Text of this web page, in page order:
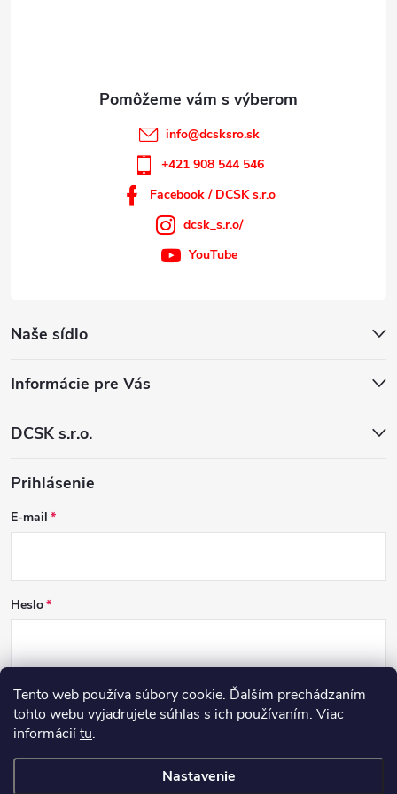
Tento web používa súbory cookie. Ďalším prechádzaním
tohto webu vyjadrujete súhlas s ich používaním. Viac
informáciítu.
Nastavenie
Naše sídlo
Informácie pre Vás
DCSK s.r.o.
info@dcsksro.sk
+421 908 544 546
Facebook / DCSK s.r.o
dcsk_s.r.o/
YouTube
Prihlásenie
E-mail
Heslo
PRIHLÁSIŤ SA